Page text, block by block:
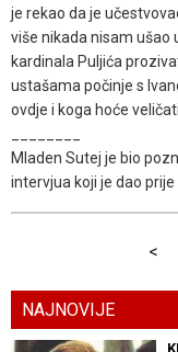
je rekao da je
više nikada nisam ušao
kardinala Puljića
ustašama počinje s
ovdje i koga hoće
Mladen Sutej je bio
intervjua koji je dao
<
NAJNOVIJE